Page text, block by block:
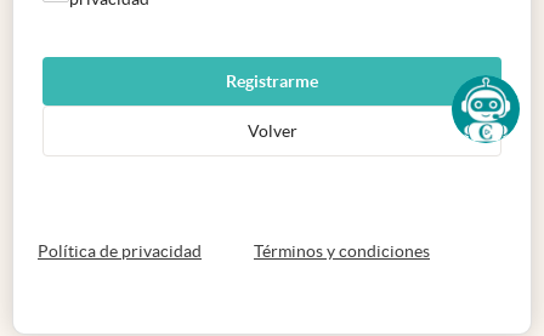
Registrarme
Volver
Política de privacidad abre en nueva pestaña
Términos y condicionesabre en nueva